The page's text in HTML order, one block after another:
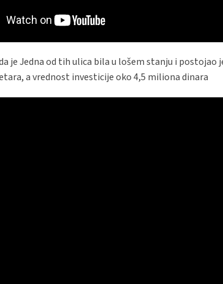
je Jedna od tih ulica bila u lošem stanju i postojao
a vrednost investicije oko 4,5 miliona dinara